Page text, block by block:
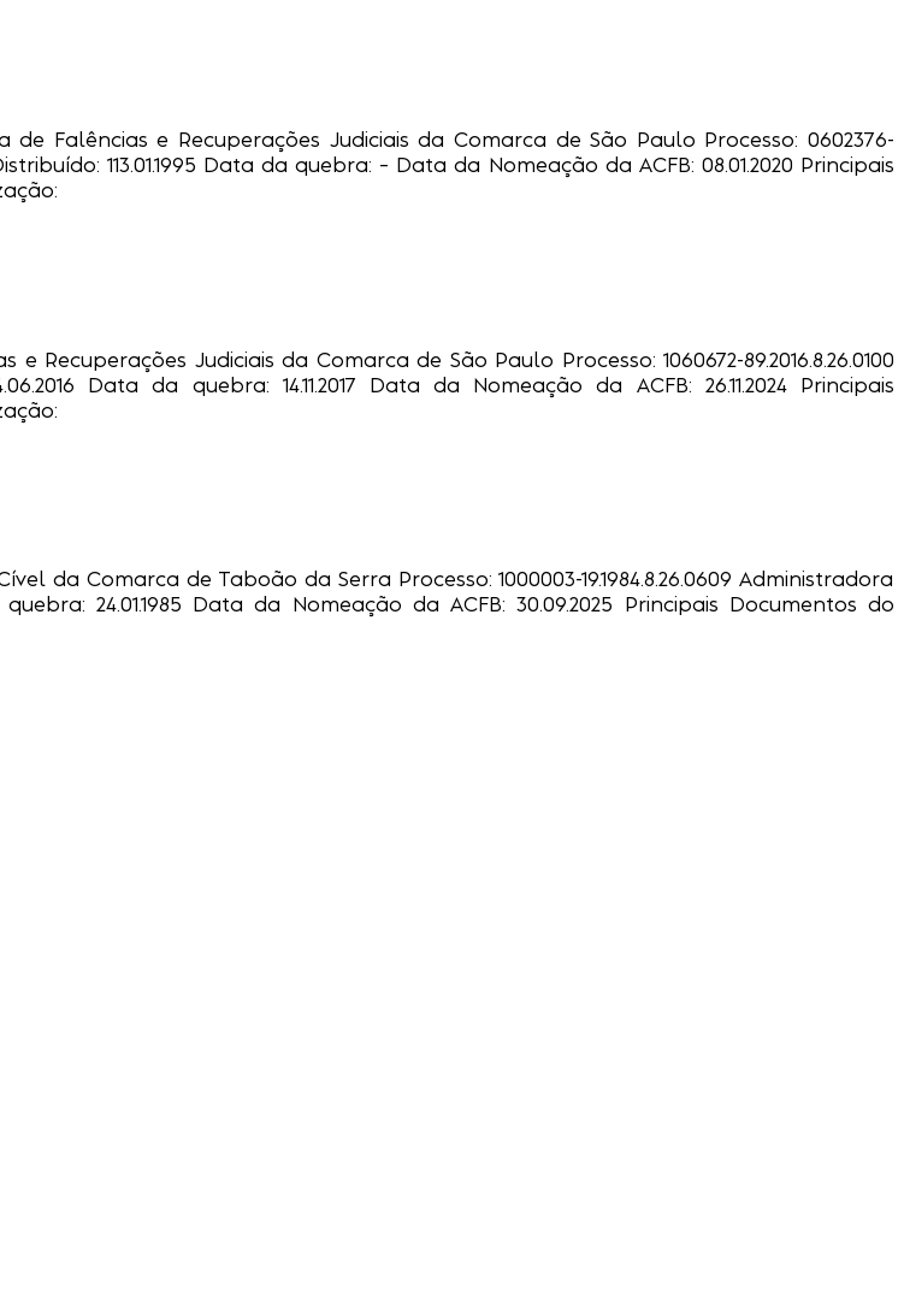
de Falências e Recuperações Judiciais da Comarca de São Paulo Processo: 0602376-
113.01.1995 Data da quebra: – Data da Nomeação da ACFB: 08.01.2020 Principais
Recuperações Judiciais da Comarca de São Paulo Processo: 1060672-89.2016.8.26.0100
Data da quebra: 14.11.2017 Data da Nomeação da ACFB: 26.11.2024 Principais
da Comarca de Taboão da Serra Processo: 1000003-19.1984.8.26.0609 Administradora
24.01.1985 Data da Nomeação da ACFB: 30.09.2025 Principais Documentos do